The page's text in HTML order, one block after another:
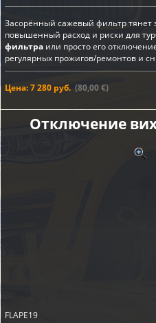
Засорённый сажевый фильтр тянет
повышенный расход и риски для
фильтра или просто его
регулярных прожигов/ремонтов и
Цена: 7 280 руб. (80,00 €)
Отключение
FLAPE19